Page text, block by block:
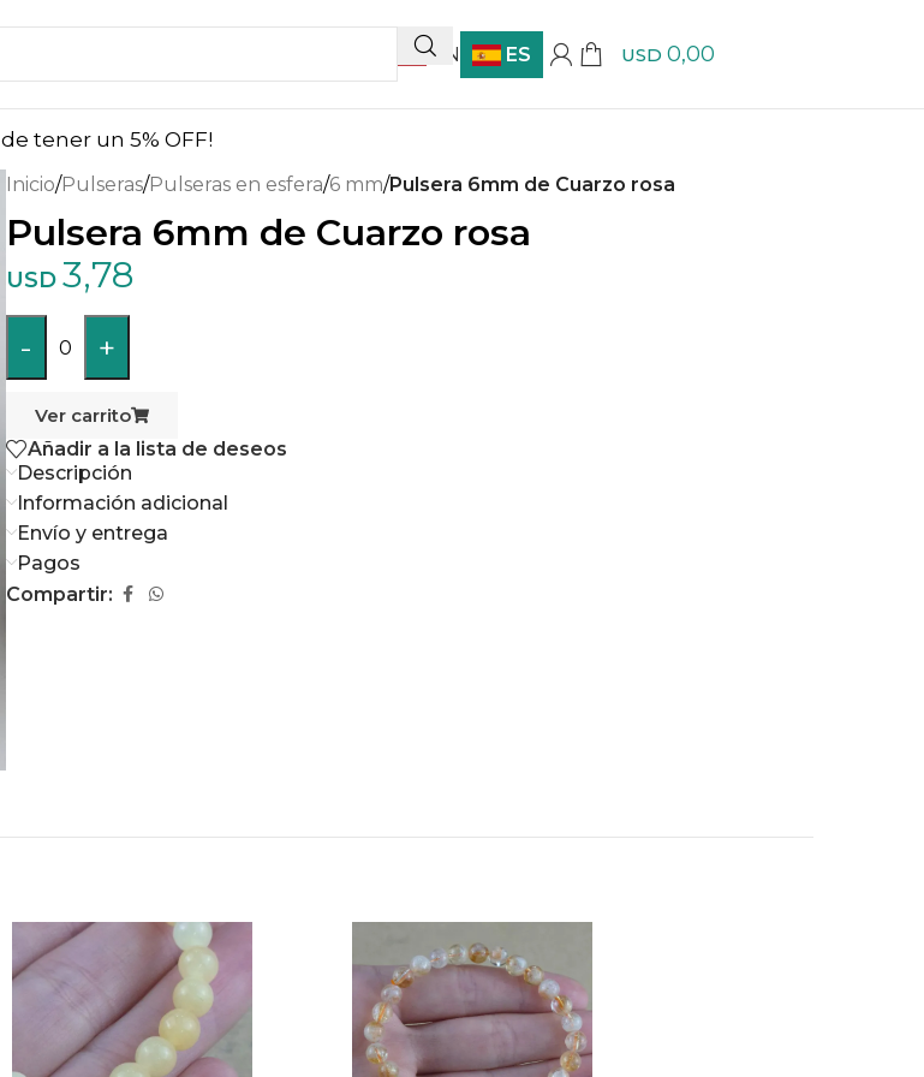
EN ES USD 0,00
de tener un 5% OFF!
Inicio/Pulseras/Pulseras en esfera/6 mm/Pulsera 6mm de Cuarzo rosa
Pulsera 6mm de Cuarzo rosa
USD 3,78
- 0 +
Ver carrito
Añadir a la lista de deseos
Descripción
Información adicional
Envío y entrega
Pagos
Compartir: